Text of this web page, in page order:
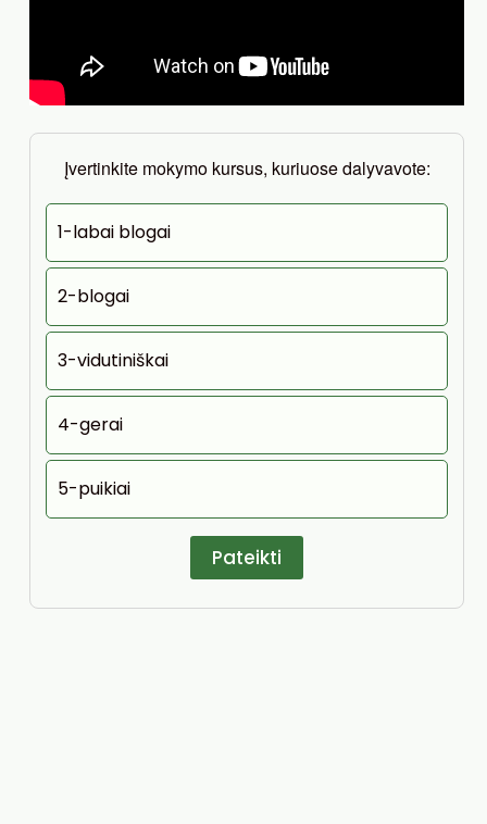
Įvertinkite mokymo kursus, kuriuose dalyvavote:
1-labai blogai
2-blogai
3-vidutiniškai
4-gerai
5-puikiai